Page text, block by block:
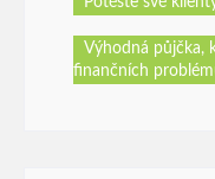
Výhodná půjčka,
finančních